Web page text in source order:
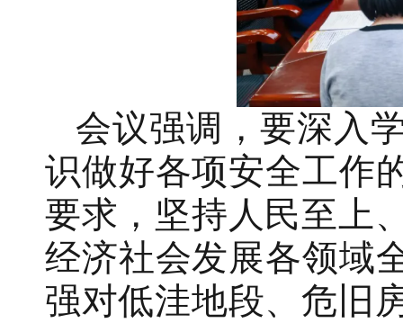
会议强调，要深入
识做好各项安全工作
要求，坚持人民至上
经济社会发展各领域
强对低洼地段、危旧